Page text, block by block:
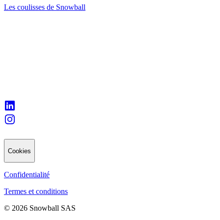
Les coulisses de Snowball
Cookies
Confidentialité
Termes et conditions
© 2026 Snowball SAS